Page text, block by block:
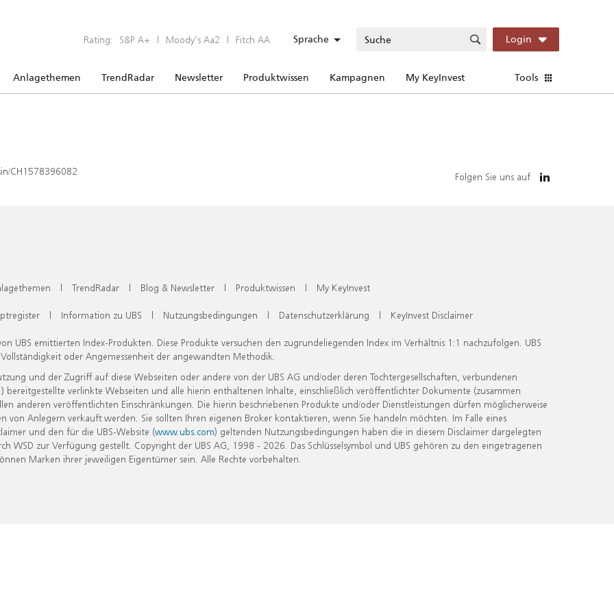
Rating: S&P A+ | Moody’s Aa2 | Fitch AA Sprache Login
Anlagethemen TrendRadar Newsletter Produktwissen Kampagnen My KeyInvest Tools
CH1578396082 Folgen Sie uns auf
| TrendRadar | Blog & Newsletter | Produktwissen | My KeyInvest
| Information zu UBS | Nutzungsbedingungen | Datenschutzerklärung | KeyInvest Disclaimer
UBS emittierten Index-Produkten. Diese Produkte versuchen den zugrundeliegenden Index im Verhältnis 1:1 nachzufolgen. UBS
oder Angemessenheit der angewandten Methodik.
und der Zugriff auf diese Webseiten oder andere von der UBS AG und/oder deren Tochtergesellschaften, verbundenen
verlinkte Webseiten und alle hierin enthaltenen Inhalte, einschließlich veröffentlichter Dokumente (zusammen
anderen veröffentlichten Einschränkungen. Die hierin beschriebenen Produkte und/oder Dienstleistungen dürfen möglicherweise
Anlegern verkauft werden. Sie sollten Ihren eigenen Broker kontaktieren, wenn Sie handeln möchten. Im Falle eines
und den für die UBS-Website (www.ubs.com) geltenden Nutzungsbedingungen haben die in diesem Disclaimer dargelegten
zur Verfügung gestellt. Copyright der UBS AG, 1998 - 2026. Das Schlüsselsymbol und UBS gehören zu den eingetragenen
Marken ihrer jeweiligen Eigentümer sein. Alle Rechte vorbehalten.